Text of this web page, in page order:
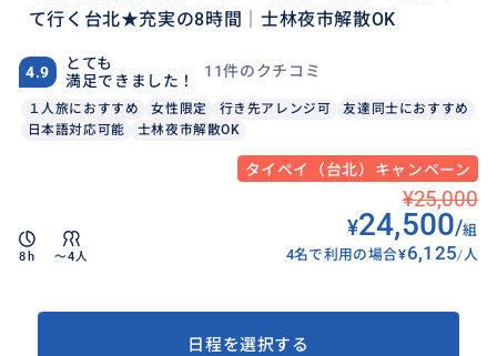
て行く台北★充実の8時間│士林夜市解散OK
4.9
とても
満足できました！
11件のクチコミ
１人旅におすすめ 女性限定 行き先アレンジ可
友達同士におすすめ
日本語対応可能
士林夜市解散OK
タイペイ（台北）キャンペーン
8h 〜4人
¥25,000
¥24,500/組
4名で利用の場合¥6,125/人
日程を選択する